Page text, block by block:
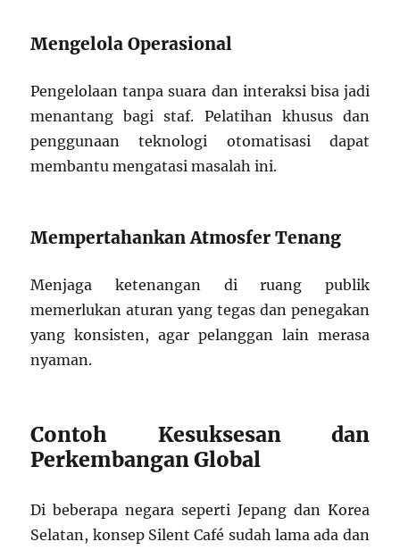
Mengelola Operasional
Pengelolaan tanpa suara dan interaksi bisa jadi
menantang bagi staf. Pelatihan khusus dan
penggunaan teknologi otomatisasi dapat
membantu mengatasi masalah ini.
Mempertahankan Atmosfer Tenang
Menjaga ketenangan di ruang publik
memerlukan aturan yang tegas dan penegakan
yang konsisten, agar pelanggan lain merasa
nyaman.
Contoh Kesuksesan dan
Perkembangan Global
Di beberapa negara seperti Jepang dan Korea
Selatan, konsep Silent Café sudah lama ada dan